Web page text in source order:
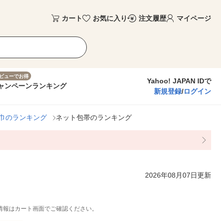
カート お気に入り 注文履歴 マイページ
ューでお得
ンペーンランキング
Yahoo! JAPAN IDで
新規登録/ログイン
のランキング ネット包帯のランキング
2026年08月07日更新
はカート画面でご確認ください。